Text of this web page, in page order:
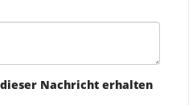
Nachricht erhalten